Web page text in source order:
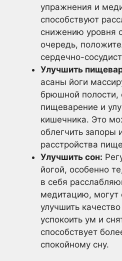
упражнения и
способствуют
снижению уровня
очередь,
сердечно-
Улучшить
асаны йоги
брюшной полости,
пищеварение и
кишечника. Это
облегчить запоры
расстройства
Улучшить сон:
йогой, особенно
в себя
медитацию, могут
улучшить
успокоить ум и
способствует
спокойному сну.